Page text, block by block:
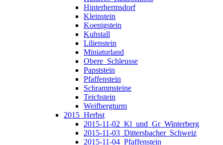
Hinterhermsdorf
Kleinstein
Koenigstein
Kuhstall
Lilienstein
Miniaturland
Obere_Schleusse
Papststein
Pfaffenstein
Schrammsteine
Teichstein
Weifbergturm
2015_Herbst
2015-11-02_Kl_und_Gr_Winterberg
2015-11-03_Dittersbacher_Schweiz
2015-11-04_Pfaffenstein